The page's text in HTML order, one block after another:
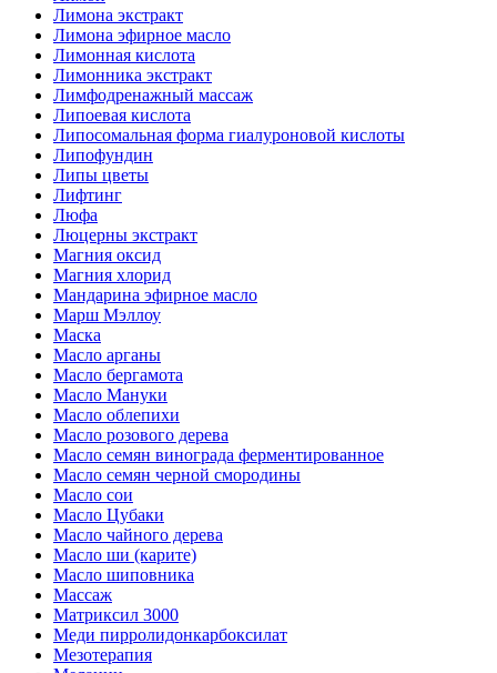
Лимона экстракт
Лимона эфирное масло
Лимонная кислота
Лимонника экстракт
Лимфодренажный массаж
Липоевая кислота
Липосомальная форма гиалуроновой кислоты
Липофундин
Липы цветы
Лифтинг
Люфа
Люцерны экстракт
Магния оксид
Магния хлорид
Мандарина эфирное масло
Марш Мэллоу
Маска
Масло арганы
Масло бергамота
Масло Мануки
Масло облепихи
Масло розового дерева
Масло семян винограда ферментированное
Масло семян черной смородины
Масло сои
Масло Цубаки
Масло чайного дерева
Масло ши (карите)
Масло шиповника
Массаж
Матриксил 3000
Меди пирролидонкарбоксилат
Мезотерапия